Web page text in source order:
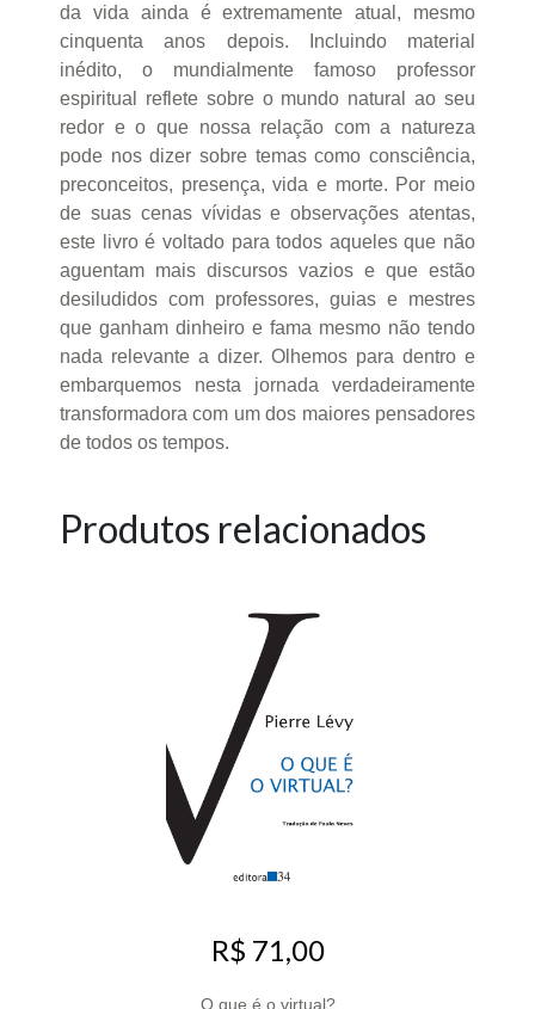
da vida ainda é extremamente atual, mesmo
cinquenta anos depois. Incluindo material
inédito, o mundialmente famoso professor
espiritual reflete sobre o mundo natural ao seu
redor e o que nossa relação com a natureza
pode nos dizer sobre temas como consciência,
preconceitos, presença, vida e morte. Por meio
de suas cenas vívidas e observações atentas,
este livro é voltado para todos aqueles que não
aguentam mais discursos vazios e que estão
desiludidos com professores, guias e mestres
que ganham dinheiro e fama mesmo não tendo
nada relevante a dizer. Olhemos para dentro e
embarquemos nesta jornada verdadeiramente
transformadora com um dos maiores pensadores
de todos os tempos.
Produtos relacionados
R$ 71,00
O que é o virtual?